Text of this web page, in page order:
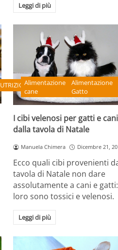
Leggi di più
Alimentazione
cane
Alimentazione
Gatto
I cibi velenosi per gatti e cani
dalla tavola di Natale
Manuela Chimera Dicembre 21,
Ecco quali cibi provenienti
tavola di Natale non dare
assolutamente a cani e
loro sono tossici e velenosi.
Leggi di più